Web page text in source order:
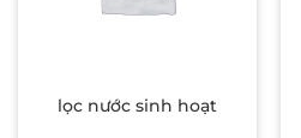
lọc nước sinh hoạt